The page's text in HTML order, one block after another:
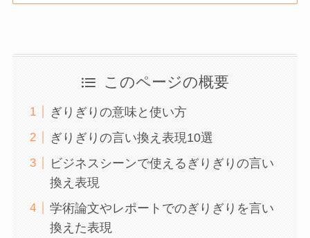
このページの概要
ぎりぎりの意味と使い方
ぎりぎりの言い換え表現10選
ビジネスシーンで使えるぎりぎりの言い
換え表現
学術論文やレポートでのぎりぎりを言い
換えた表現